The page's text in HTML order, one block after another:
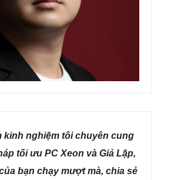
kinh nghiệm tôi chuyên cung
tối ưu PC Xeon và Giả Lập,
bạn chạy mượt mà, chia sẻ